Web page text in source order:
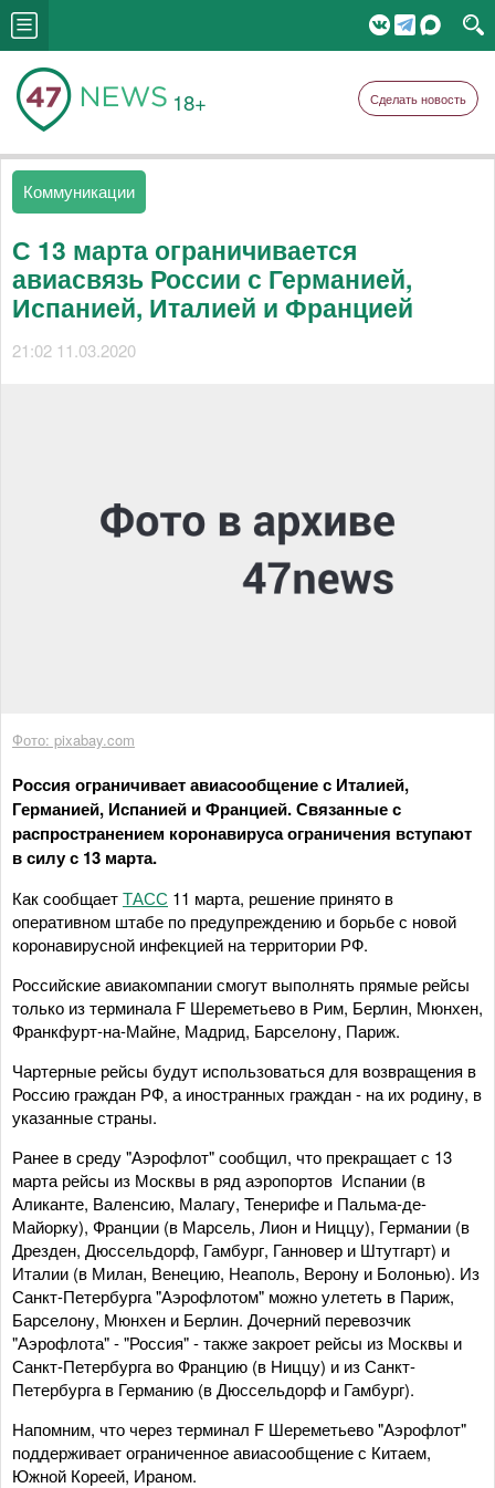
18+ Сделать новость
Коммуникации
С 13 марта ограничивается
авиасвязь России с Германией,
Испанией, Италией и Францией
21:02 11.03.2020
Фото: pixabay.com
Россия ограничивает авиасообщение с Италией,
Германией, Испанией и Францией. Связанные с
распространением коронавируса ограничения вступают
в силу с 13 марта.
Как сообщаетТАСС 11 марта, решение принято в
оперативном штабе по предупреждению и борьбе с новой
коронавирусной инфекцией на территории РФ.
Российские авиакомпании смогут выполнять прямые рейсы
только из терминала F Шереметьево в Рим, Берлин, Мюнхен,
Франкфурт-на-Майне, Мадрид, Барселону, Париж.
Чартерные рейсы будут использоваться для возвращения в
Россию граждан РФ, а иностранных граждан - на их родину, в
указанные страны.
Ранее в среду "Аэрофлот" сообщил, что прекращает с 13
марта рейсы из Москвы в ряд аэропортов Испании (в
Аликанте, Валенсию, Малагу, Тенерифе и Пальма-де-
Майорку), Франции (в Марсель, Лион и Ниццу), Германии (в
Дрезден, Дюссельдорф, Гамбург, Ганновер и Штутгарт) и
Италии (в Милан, Венецию, Неаполь, Верону и Болонью). Из
Санкт-Петербурга "Аэрофлотом" можно улететь в Париж,
Барселону, Мюнхен и Берлин. Дочерний перевозчик
"Аэрофлота" - "Россия" - также закроет рейсы из Москвы и
Санкт-Петербурга во Францию (в Ниццу) и из Санкт-
Петербурга в Германию (в Дюссельдорф и Гамбург).
Напомним, что через терминал F Шереметьево "Аэрофлот"
поддерживает ограниченное авиасообщение с Китаем,
Южной Кореей, Ираном.